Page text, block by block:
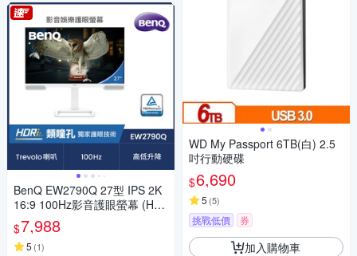
BenQ EW2790Q 27型 IPS 2K
16:9 100Hz影音護眼螢幕 (HD
MI/Type-C)
$7,988
5 (1)
WD My Passport 6TB(白) 2.5
吋行動硬碟
$6,690
5 (5)
挑戰低價 券
加入購物車